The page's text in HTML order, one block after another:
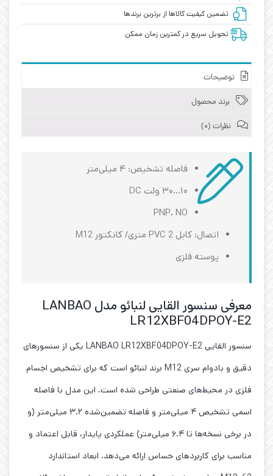
تضمین کیفیت کالاها از برترین برندها
تحویل سریع در کمترین زمان ممکن
توضیحات
برند محصول
نظرات (0)
فاصله تشخیص: ۴ میلی‌متر
۱۰…۳۰ ولت DC
PNP، NO
اتصال: کابل PVC 2 متری/ کانکتور M12
پوسته فلزی
معرفی سنسور القایی لنبائو مدل LANBAO
LR12XBF04DPOY-E2
سنسور القایی LANBAO LR12XBF04DPOY-E2 یکی از سنسورهای
دقیق و بادوام سری M12 برند لنبائو است که برای تشخیص اجسام
فلزی در محیط‌های صنعتی طراحی شده است. این مدل با فاصله
اسمی تشخیص ۴ میلی‌متر و فاصله تضمین‌شده ۳.۲ میلی‌متر (و
در برخی نسخه‌ها تا ۶.۴ میلی‌متر) عملکردی پایدار، قابل اعتماد و
مناسب برای کاربردهای حساس ارائه می‌دهد. ابعاد استاندارد